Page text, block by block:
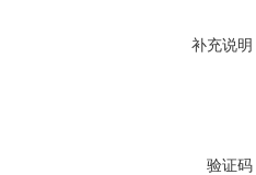
补充说明
验证码